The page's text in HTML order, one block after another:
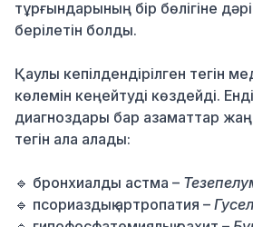
тұрғындарының бір бөлігіне
берілетін болды.
Қаулы кепілдендірілген тегін
көлемін кеңейтуді көздейді.
диагноздары бар азаматтар
тегін ала алады:
🔹 бронхиалды астма –
🔹 псориаздық артропатия –